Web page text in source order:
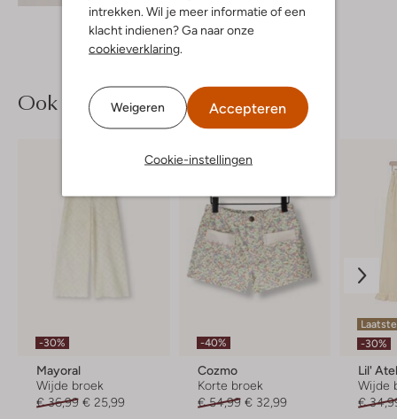
intrekken. Wil je meer informatie of een
klacht indienen? Ga naar onze
cookieverklaring
Weigeren Accepteren
Cookie-instellingen
Ook iets voor jou?
-30%
Mayoral
Wijde broek
€ 36,99 € 25,99
-40%
Cozmo
Korte broek
€ 54,99 € 32,99
-30%
Lil'
Wijde
€